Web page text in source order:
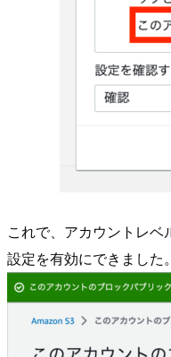
これで、アカウントレ
設定を有効にできました。